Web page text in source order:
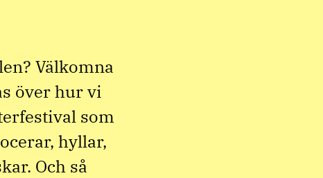
Välkomna
över hur vi
som
hyllar,
Och så